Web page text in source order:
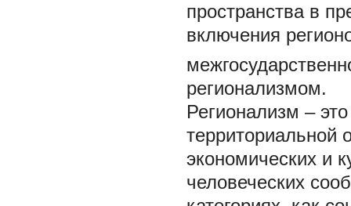
пространства в
включения
регионализмом.
Регионализм –
территориальной
экономических и
человеческих